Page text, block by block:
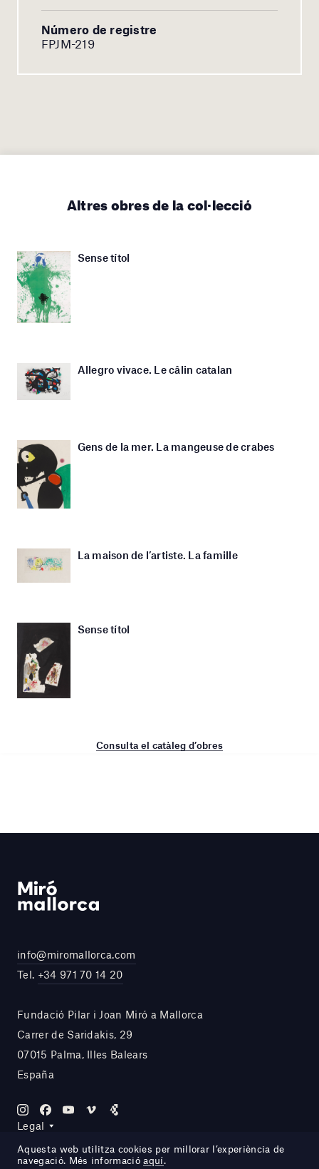
Número de registre
FPJM-219
Altres obres de la col·lecció
Sense títol
Allegro vivace. Le câlin catalan
Gens de la mer. La mangeuse de crabes
La maison de l’artiste. La famille
Sense títol
Consulta el catàleg d’obres
info@miromallorca.com
Tel. +34 971 70 14 20
Fundació Pilar i Joan Miró a Mallorca
Carrer de Saridakis, 29
07015 Palma, Illes Balears
España
Legal
Aquesta web utilitza cookies per millorar l’experiència de
navegació. Més informacióaquí.